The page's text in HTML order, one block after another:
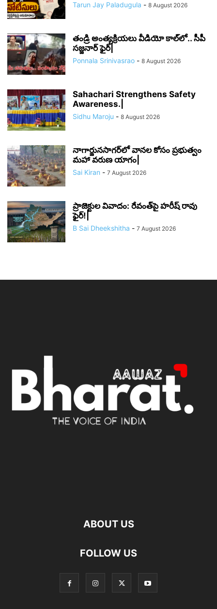
Tarun Jay Paladugula - 8 August 2026
తండ్రి అంత్యక్రియలు వీడియో కాల్‌లో.. సీపీ
సజ్జనార్ ఫైర్|
Ponnala Srinivasrao - 8 August 2026
Sahachari Strengthens Safety
Awareness.|
Sidhu Maroju - 8 August 2026
నాగార్జునసాగర్‌లో వానల కోసం ప్రభుత్వం
మహా వరుణ యాగం|
Sai Kiran - 7 August 2026
ప్రాజెక్టుల వివాదం: రేవంత్‌పై హరీష్ రావు
ఫైర్!|
B Sai Dheekshitha - 7 August 2026
ABOUT US
FOLLOW US